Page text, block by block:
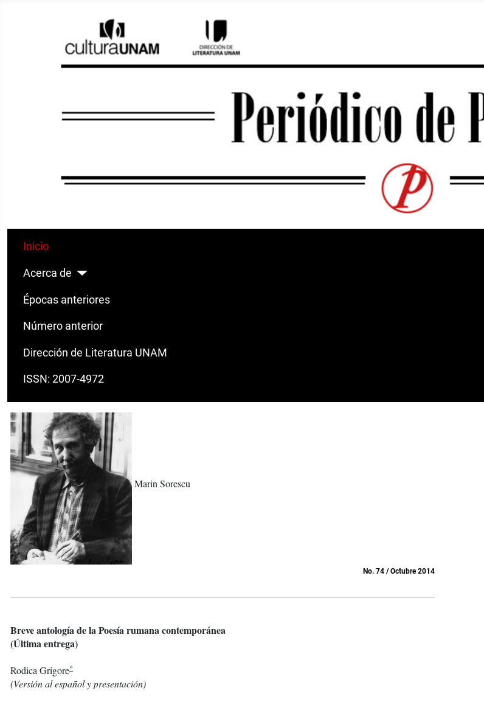
Inicio
Acerca de
Épocas anteriores
Número anterior
Dirección de Literatura UNAM
ISSN: 2007-4972
Marin Sorescu
No. 74 / Octubre 2014
Breve antología de la Poesía rumana contemporánea
(Última entrega)
Rodica Grigore*
(Versión al español y presentación)